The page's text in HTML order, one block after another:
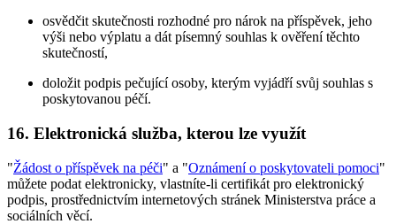
osvědčit skutečnosti rozhodné pro nárok na příspěvek, jeho
výši nebo výplatu a dát písemný souhlas k ověření těchto
skutečností,
doložit podpis pečující osoby, kterým vyjádří svůj souhlas s
poskytovanou péčí.
16. Elektronická služba, kterou lze využít
"Žádost o příspěvek na péči" a "Oznámení o poskytovateli pomoci"
můžete podat elektronicky, vlastníte-li certifikát pro elektronický
podpis, prostřednictvím internetových stránek Ministerstva práce a
sociálních věcí.